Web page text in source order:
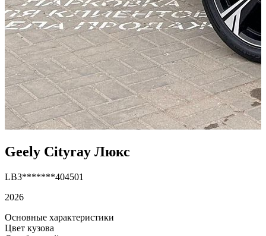
Geely Cityray Люкс
LB3*******404501
2026
Основные характеристики
Цвет кузова